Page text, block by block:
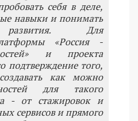
себя в деле,
навыки и понимать
развития. Для
«Россия -
и проекта
подтверждение того,
как можно
для такого
- от стажировок и
сервисов и прямого